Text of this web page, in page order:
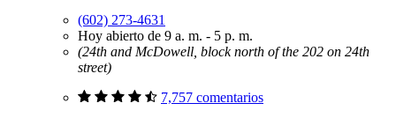
(602) 273-4631
Hoy abierto de 9 a. m. - 5 p. m.
(24th and McDowell, block north of the 202 on 24th
street)
7,757 comentarios